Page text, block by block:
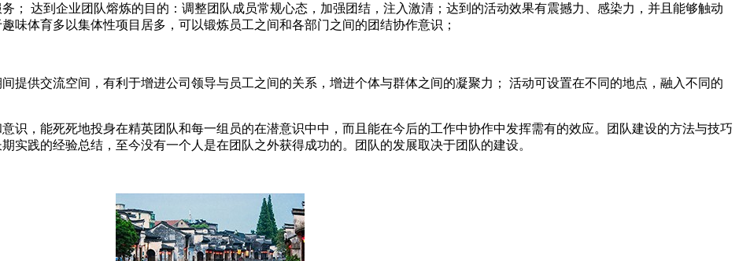
； 达到企业团队熔炼的目的：调整团队成员常规心态，加强团结，注入激清；达到的活动效果有震撼力、感染力，并且能够触动
味体育多以集体性项目居多，可以锻炼员工之间和各部门之间的团结协作意识；
提供交流空间，有利于增进公司领导与员工之间的关系，增进个体与群体之间的凝聚力； 活动可设置在不同的地点，融入不同的
识，能死死地投身在精英团队和每一组员的在潜意识中中，而且能在今后的工作中协作中发挥需有的效应。团队建设的方法与技巧
实践的经验总结，至今没有一个人是在团队之外获得成功的。团队的发展取决于团队的建设。